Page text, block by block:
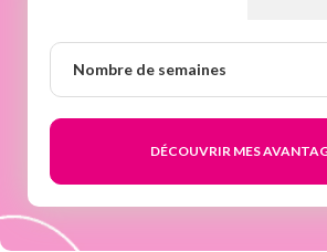
semaines
Nombre de semaines